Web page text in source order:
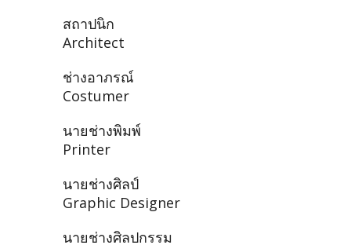
สถาปนิก
Architect
ช่างอาภรณ์
Costumer
นายช่างพิมพ์
Printer
นายช่างศิลป์
Graphic Designer
นายช่างศิลปกรรม